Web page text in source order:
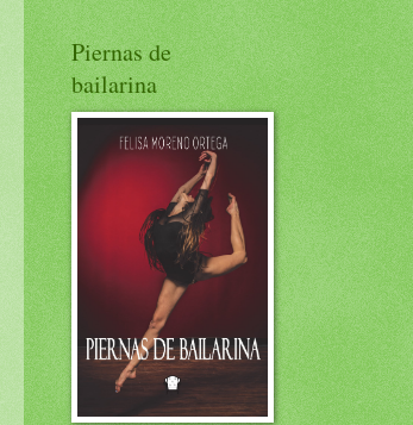
Piernas de
bailarina